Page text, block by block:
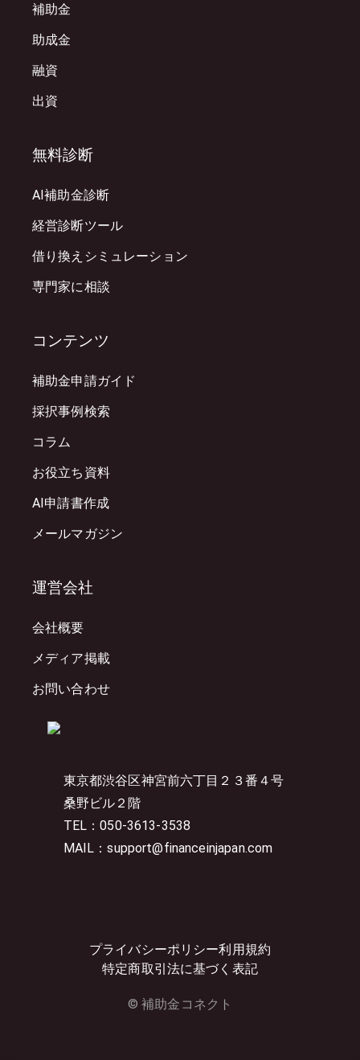
東京都渋谷区神宮前六丁目２３番４号
桑野ビル２階
TEL：050-3613-3538
MAIL：support@financeinjapan.com
プライバシーポリシー利用規約
特定商取引法に基づく表記
© 補助金コネクト
補助金
助成金
融資
出資
無料診断
AI補助金診断
経営診断ツール
借り換えシミュレーション
専門家に相談
コンテンツ
補助金申請ガイド
採択事例検索
コラム
お役立ち資料
AI申請書作成
メールマガジン
運営会社
会社概要
メディア掲載
お問い合わせ